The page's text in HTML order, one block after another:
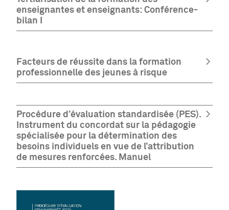
enseignantes et enseignants: Conférence-
bilan I
Facteurs de réussite dans la formation
professionnelle des jeunes à risque
Procédure d’évaluation standardisée (PES).
Instrument du concordat sur la pédagogie
spécialisée pour la détermination des
besoins individuels en vue de l’attribution
de mesures renforcées. Manuel